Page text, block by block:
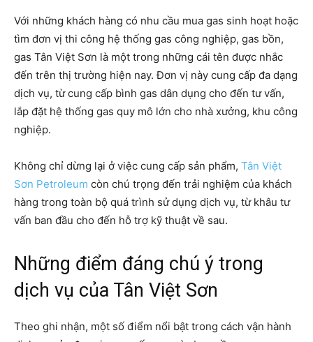
Với những khách hàng có nhu cầu mua gas sinh hoạt hoặc
tìm đơn vị thi công hệ thống gas công nghiệp, gas bồn,
gas Tân Việt Sơn là một trong những cái tên được nhắc
đến trên thị trường hiện nay. Đơn vị này cung cấp đa dạng
dịch vụ, từ cung cấp bình gas dân dụng cho đến tư vấn,
lắp đặt hệ thống gas quy mô lớn cho nhà xưởng, khu công
nghiệp.
Không chỉ dừng lại ở việc cung cấp sản phẩm, Tân Việt
Sơn Petroleum còn chú trọng đến trải nghiệm của khách
hàng trong toàn bộ quá trình sử dụng dịch vụ, từ khâu tư
vấn ban đầu cho đến hỗ trợ kỹ thuật về sau.
Những điểm đáng chú ý trong
dịch vụ của Tân Việt Sơn
Theo ghi nhận, một số điểm nổi bật trong cách vận hành